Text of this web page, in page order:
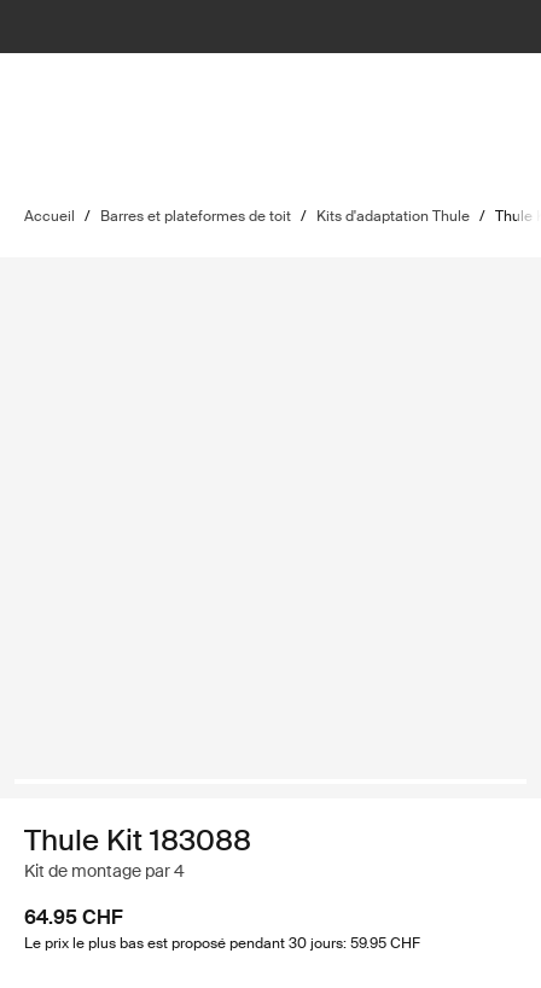
Accueil / Barres et plateformes de toit / Kits d'adaptation Thule / Thule
Thule Kit 183088
Kit de montage par 4
64.95 CHF
Le prix le plus bas est proposé pendant 30 jours: 59.95 CHF